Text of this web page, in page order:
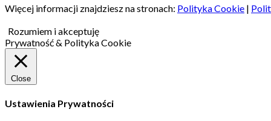
Więcej informacji znajdziesz na stronach: Polityka Cookie |
Rozumiem i akceptuję
Prywatność & Polityka Cookie
Close
Ustawienia Prywatności